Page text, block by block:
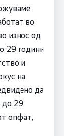
во
износ од
29 години
и
на
да
до 29
опфат,